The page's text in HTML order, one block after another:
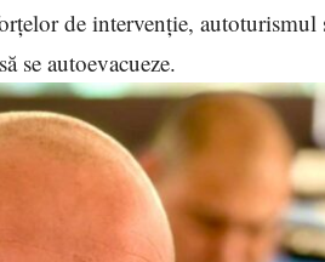
de intervenție, autoturismul
se autoevacueze.